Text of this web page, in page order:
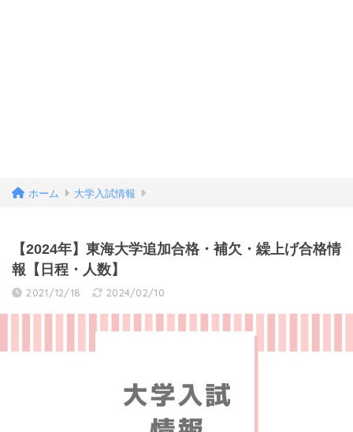
ホーム 大学入試情報
【2024年】東海大学追加合格・補欠・繰上げ合格情
報【日程・人数】
2021/12/18 2024/02/10